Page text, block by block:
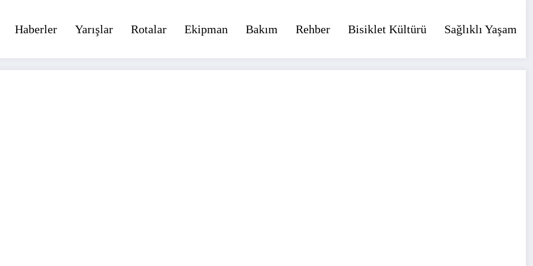
Haberler Yarışlar Rotalar Ekipman Bakım Rehber Bisiklet Kültürü Sağlıklı Yaşam